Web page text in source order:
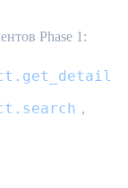
Phase 1:
,